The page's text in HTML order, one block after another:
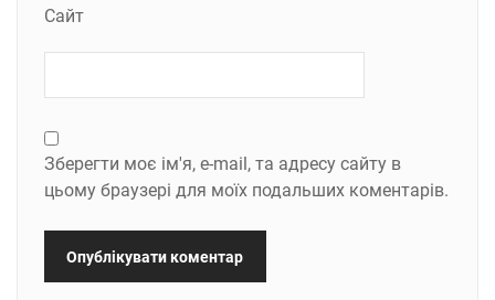
Сайт
Зберегти моє ім'я, e-mail, та адресу сайту в
цьому браузері для моїх подальших коментарів.